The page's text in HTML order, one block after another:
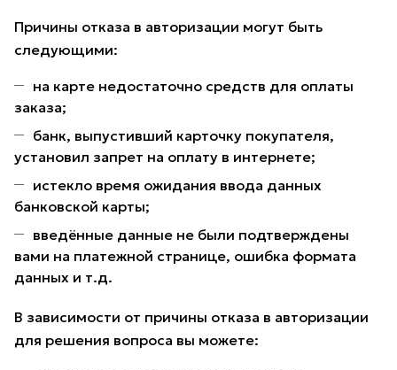
Причины отказа в авторизации могут быть
следующими:
на карте недостаточно средств для оплаты
заказа;
банк, выпустивший карточку покупателя,
установил запрет на оплату в интернете;
истекло время ожидания ввода данных
банковской карты;
введённые данные не были подтверждены
вами на платежной странице, ошибка формата
данных и т.д.
В зависимости от причины отказа в авторизации
для решения вопроса вы можете: